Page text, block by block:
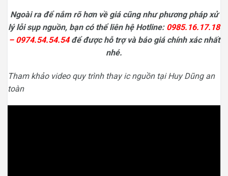
Ngoài ra để nắm rõ hơn về giá cũng như phương pháp xử
lý lỗi sụp nguồn, bạn có thể liên hệ Hotline: 0985.16.17.18
– 0974.54.54.54để được hỗ trợ và báo giá chính xác nhất
nhé.
Tham khảo video quy trình thay ic nguồn tại Huy Dũng an
toàn